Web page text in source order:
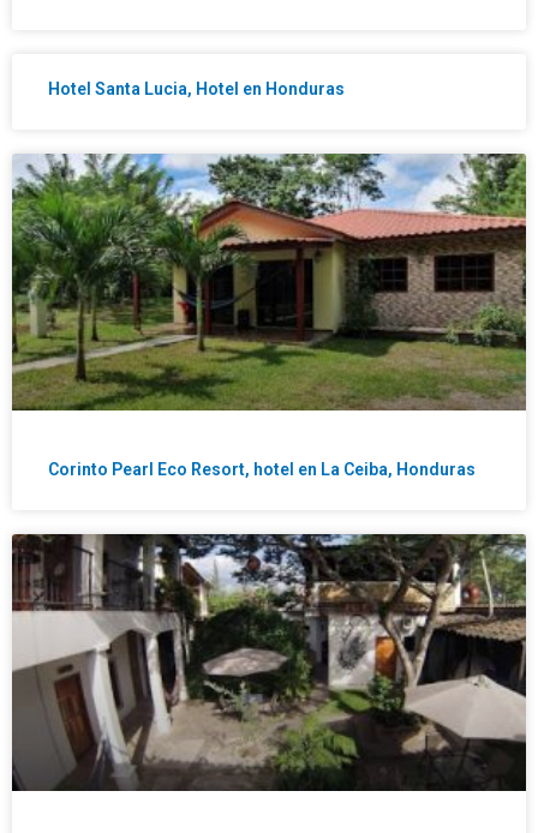
Hotel Santa Lucia, Hotel en Honduras
Corinto Pearl Eco Resort, hotel en La Ceiba, Honduras